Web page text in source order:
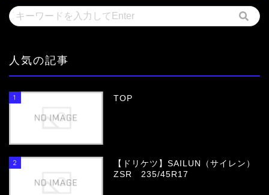
人気の記事
1 TOP
2
【ドリケツ】SAILUN（サイレン）
ZSR 235/45R17